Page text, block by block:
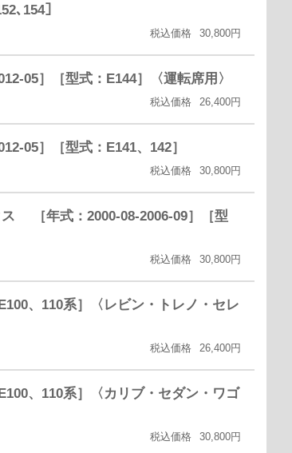
､154］
税込価格 30,800円
05］［型式：E144］〈運転席用〉
税込価格 26,400円
05］［型式：E141、142］
税込価格 30,800円
ス ［年式：2000-08-2006-09］［型
税込価格 30,800円
、110系］〈レビン・トレノ・セレ
税込価格 26,400円
、110系］〈カリブ・セダン・ワゴ
税込価格 30,800円